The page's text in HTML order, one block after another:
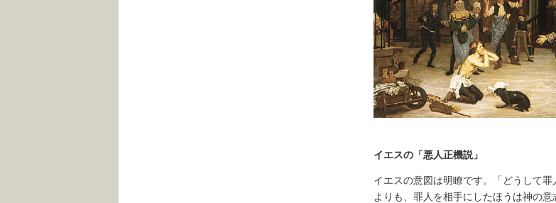
イエスの「悪人正機説」
イエスの意図は明瞭です。「どうして
よりも、罪人を相手にしたほうは神の